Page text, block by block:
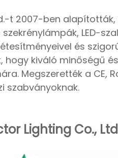
t 2007-ben
LED-
és
hogy kiváló minőségű
Megszerették a CE,
szabványoknak.
Lighting Co.,